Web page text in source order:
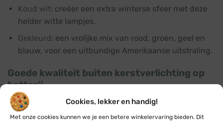
Cookies, lekker en handig!
Met onze cookies kunnen we je een betere winkelervaring bieden. Dit
Koud wit: creëer een extra winterse sfeer met deze
helder witte lampjes.
Gekleurd: een vrolijke mix van rood, groen, geel en
blauw, voor een uitbundige Amerikaanse uitstraling.
Goede kwaliteit buiten kerstverlichting op
batterij
Al onze kerstverlichting op batterij is vervaardigd van
duurzame materialen. De energiezuinige LED lampjes